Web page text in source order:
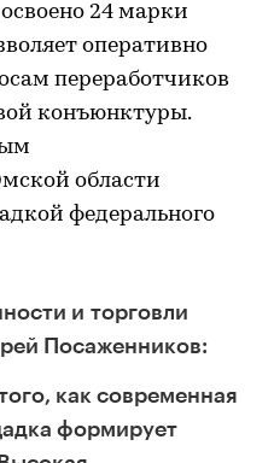
24 марки
оперативно
переработчиков
конъюнктуры.
области
федерального
и торговли
Посаженников:
как современная
формирует